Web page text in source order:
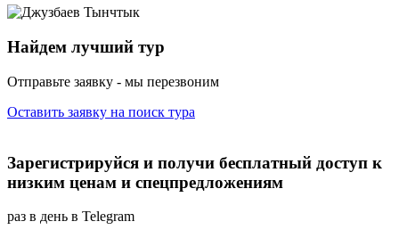
Найдем лучший тур
Отправьте заявку - мы перезвоним
Оставить заявку на поиск тура
Зарегистрируйся и получи бесплатный доступ к
низким ценам и спецпредложениям
раз в день в Telegram